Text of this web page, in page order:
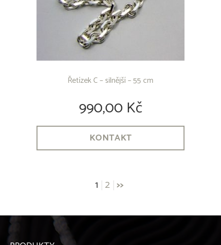
Řetízek C – silnější – 55 cm
990,00 Kč
KONTAKT
příspěvky
1 2 >>